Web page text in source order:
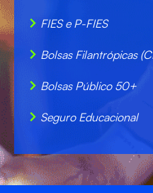
FIES e P-FIES
Bolsas Filantrópicas
Bolsas Público 50+
Seguro Educacional